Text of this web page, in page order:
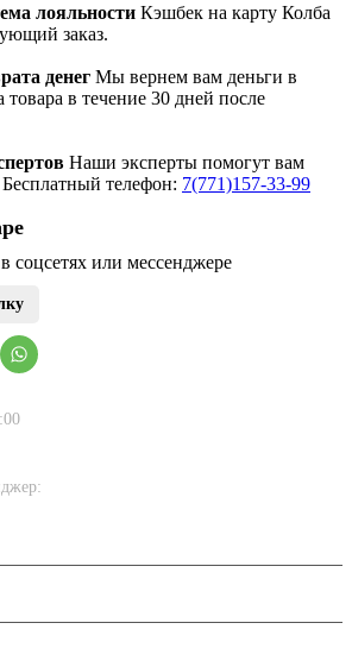
лояльности Кэшбек на карту Колба
заказ.
денег Мы вернем вам деньги в
товара в течение 30 дней после
Наши эксперты помогут вам
телефон: 7(771)157-33-99
соцсетях или мессенджере